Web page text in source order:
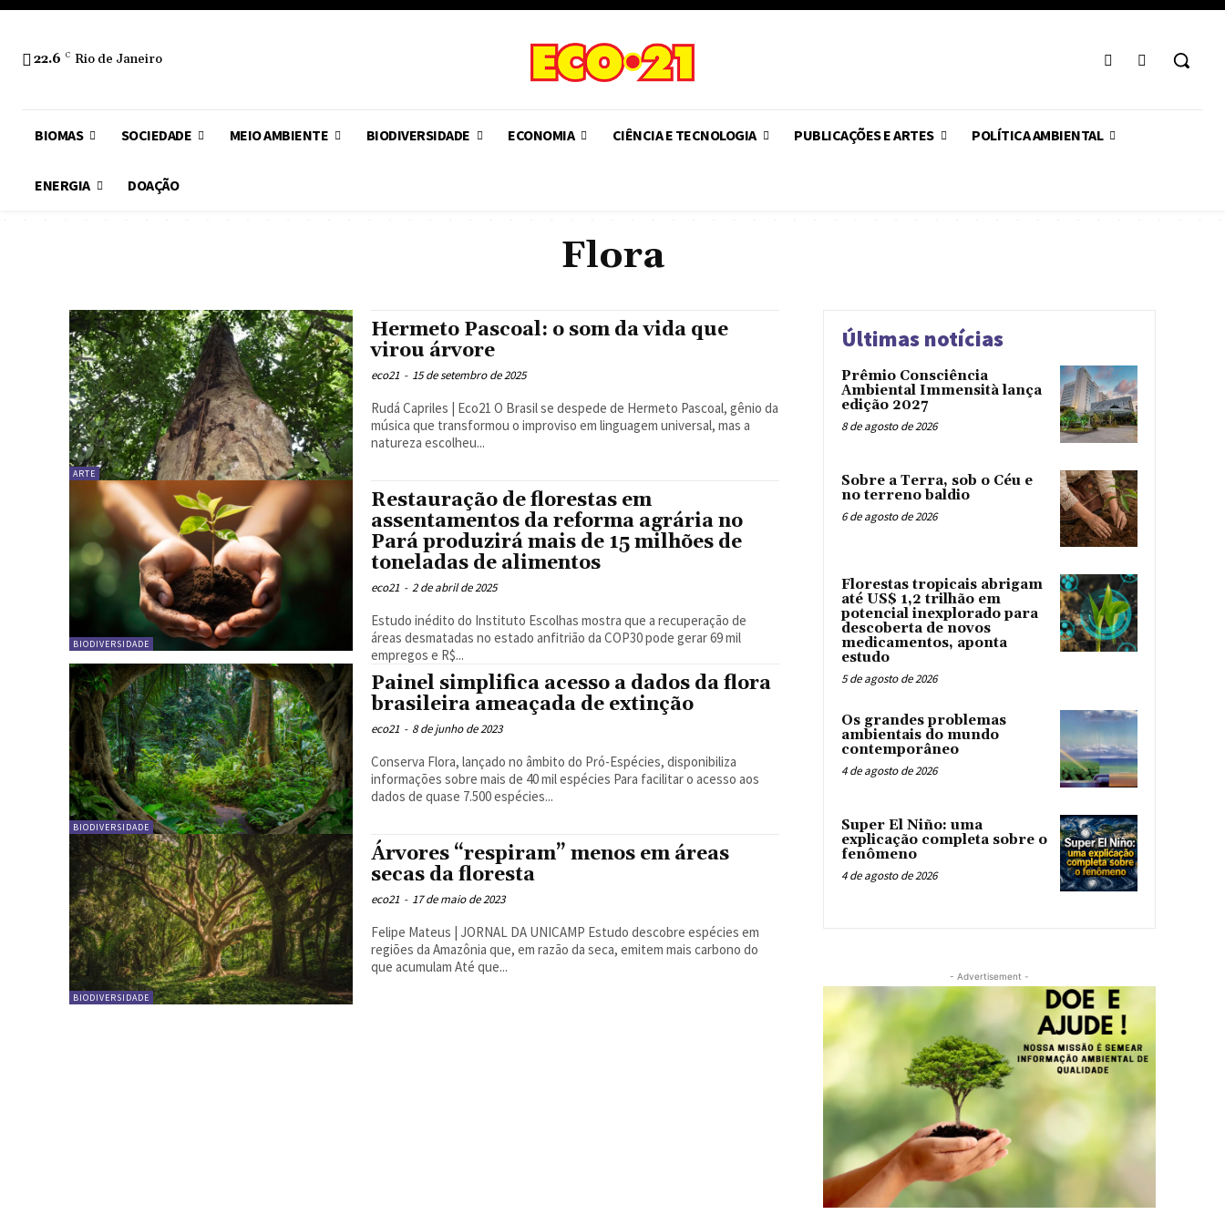
22.6 C Rio de Janeiro
BIOMAS SOCIEDADE MEIO AMBIENTE BIODIVERSIDADE ECONOMIA CIÊNCIA E TECNOLOGIA PUBLICAÇÕES E ARTES POLÍTICA AMBIENTAL
ENERGIA DOAÇÃO
Flora
ARTE
Hermeto Pascoal: o som da vida que
virou árvore
eco21 - 15 de setembro de 2025
Rudá Capriles | Eco21 O Brasil se despede de Hermeto Pascoal, gênio da
música que transformou o improviso em linguagem universal, mas a
natureza escolheu...
BIODIVERSIDADE
Restauração de florestas em
assentamentos da reforma agrária no
Pará produzirá mais de 15 milhões de
toneladas de alimentos
eco21 - 2 de abril de 2025
Estudo inédito do Instituto Escolhas mostra que a recuperação de
áreas desmatadas no estado anfitrião da COP30 pode gerar 69 mil
empregos e R$...
BIODIVERSIDADE
Painel simplifica acesso a dados da flora
brasileira ameaçada de extinção
eco21 - 8 de junho de 2023
Conserva Flora, lançado no âmbito do Pró-Espécies, disponibiliza
informações sobre mais de 40 mil espécies Para facilitar o acesso aos
dados de quase 7.500 espécies...
BIODIVERSIDADE
Árvores “respiram” menos em áreas
secas da floresta
eco21 - 17 de maio de 2023
Felipe Mateus | JORNAL DA UNICAMP Estudo descobre espécies em
regiões da Amazônia que, em razão da seca, emitem mais carbono do
que acumulam Até que...
Últimas notícias
Prêmio Consciência
Ambiental Immensità lança
edição 2027
8 de agosto de 2026
Sobre a Terra, sob o Céu e
no terreno baldio
6 de agosto de 2026
Florestas tropicais abrigam
até US$ 1,2 trilhão em
potencial inexplorado para
descoberta de novos
medicamentos, aponta
estudo
5 de agosto de 2026
Os grandes problemas
ambientais do mundo
contemporâneo
4 de agosto de 2026
Super El Niño: uma
explicação completa sobre o
fenômeno
4 de agosto de 2026
- Advertisement -